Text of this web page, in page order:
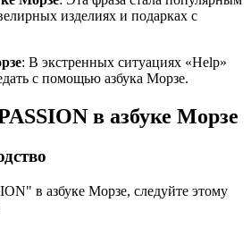
изделиях и подарках с
: В экстренных ситуациях «Help»
с помощью азбука Морзе.
в азбуке Морзе
в азбуке Морзе, следуйте этому